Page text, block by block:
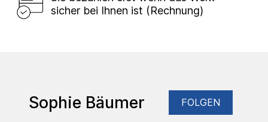
sicher bei Ihnen ist (Rechnung)
Sophie Bäumer FOLGEN